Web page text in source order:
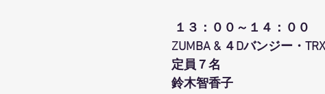
１３：００～１４：００
ZUMBA & ４Dバンジー・TRX
定員７名
鈴木智香子